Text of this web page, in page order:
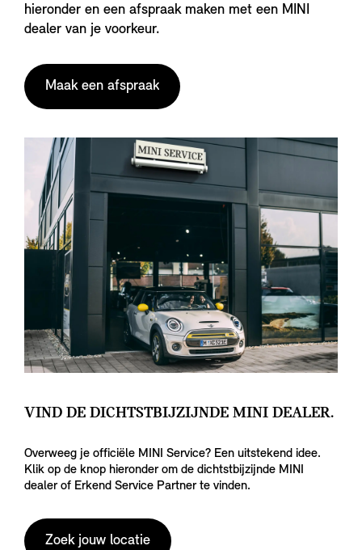
hieronder en een afspraak maken met een MINI
dealer van je voorkeur.
Maak een afspraak
VIND DE DICHTSTBIJZIJNDE MINI DEALER.
Overweeg je officiële MINI Service? Een uitstekend idee.
Klik op de knop hieronder om de dichtstbijzijnde MINI
dealer of Erkend Service Partner te vinden.
Zoek jouw locatie